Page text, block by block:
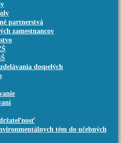
partnerstvá
zamestnancov
dospelých
tém do učebných